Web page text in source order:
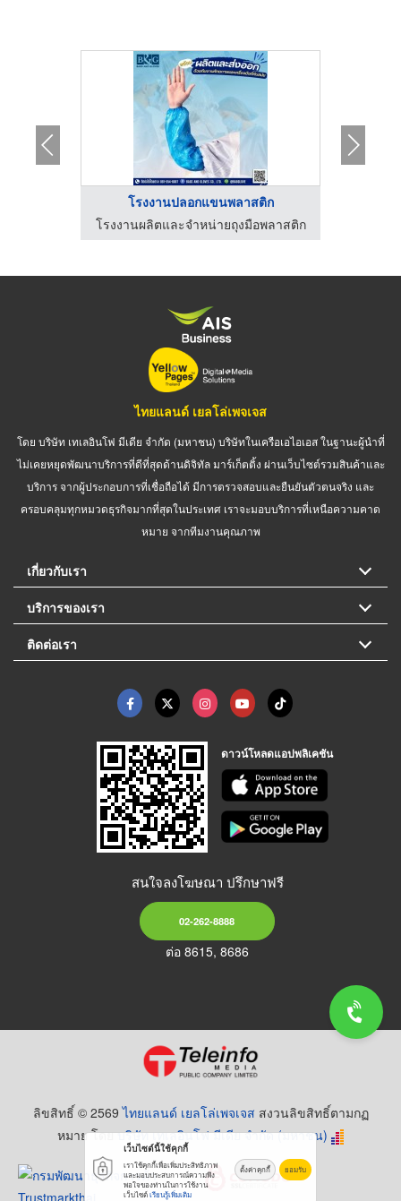
โรงงานปลอกแขนพลาสติก
โรงงานผลิตและจำหน่ายถุงมือพลาสติก
ไทยแลนด์ เยลโล่เพจเจส
โดย บริษัท เทเลอินโฟ มีเดีย จำกัด (มหาชน) บริษัทในเครือเอไอเอส ในฐานะผู้นำที่
ไม่เคยหยุดพัฒนาบริการที่ดีที่สุดด้านดิจิทัล มาร์เก็ตติ้ง ผ่านเว็บไซต์รวมสินค้าและ
บริการ จากผู้ประกอบการที่เชื่อถือได้ มีการตรวจสอบและยืนยันตัวตนจริง และ
ครอบคลุมทุกหมวดธุรกิจมากที่สุดในประเทศ เราจะมอบบริการที่เหนือความคาด
หมาย จากทีมงานคุณภาพ
เกี่ยวกับเรา
บริการของเรา
ติดต่อเรา
ดาวน์โหลดแอปพลิเคชัน
สนใจลงโฆษณา ปรึกษาฟรี
02-262-8888
ต่อ 8615, 8686
ลิขสิทธิ์ © 2569ไทยแลนด์ เยลโล่เพจเจส สงวนลิขสิทธิ์ตามกฏ
หมาย โดยบริษัท เทเลอินโฟ มีเดีย จำกัด (มหาชน)
เว็บไซต์นี้ใช้คุกกี้
เราใช้คุกกี้เพื่อเพิ่มประสิทธิภาพ
และมอบประสบการณ์ความพึง
พอใจของท่านในการใช้งาน
เว็บไซต์เรียนรู้เพิ่มเติม
ตั้งค่าคุกกี้ ยอมรับ